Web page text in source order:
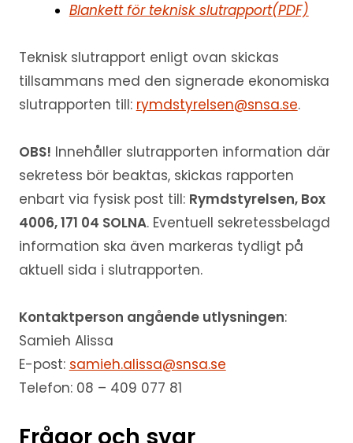
Blankett för teknisk slutrapport(PDF)
Teknisk slutrapport enligt ovan skickas
tillsammans med den signerade ekonomiska
slutrapporten till: rymdstyrelsen@snsa.se.
OBS! Innehåller slutrapporten information där
sekretess bör beaktas, skickas rapporten
enbart via fysisk post till: Rymdstyrelsen, Box
4006, 171 04 SOLNA. Eventuell sekretessbelagd
information ska även markeras tydligt på
aktuell sida i slutrapporten.
Kontaktperson angående utlysningen:
Samieh Alissa
E-post: samieh.alissa@snsa.se
Telefon: 08 – 409 077 81